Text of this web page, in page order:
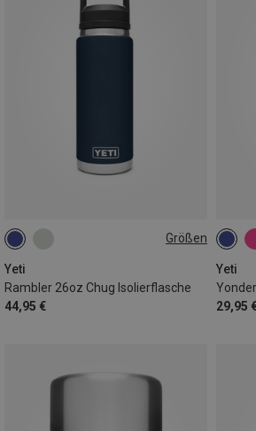
Größen
Yeti
Rambler 26oz Chug Isolierflasche
44,95 €
769ML
Yeti
29,95